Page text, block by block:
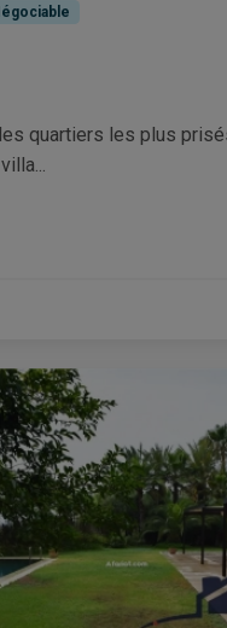
quartiers les plus